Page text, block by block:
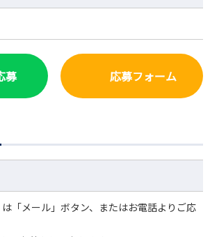
募 応募フォーム
「メール」ボタン、またはお電話よりご応